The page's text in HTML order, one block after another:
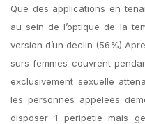
Que des applications en
au sein de l’optique de la
version d’un declin (56%)
surs femmes couvrent
exclusivement sexuelle
les personnes appelees
disposer 1 peripetie mais